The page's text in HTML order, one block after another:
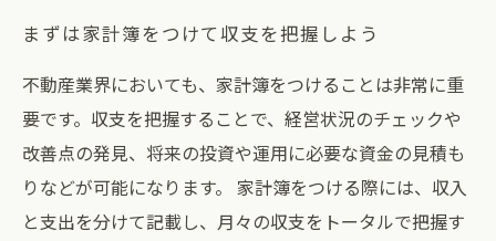
まずは家計簿をつけて収支を把握しよう
不動産業界においても、家計簿をつけることは非常に重
要です。収支を把握することで、経営状況のチェックや
改善点の発見、将来の投資や運用に必要な資金の見積も
りなどが可能になります。 家計簿をつける際には、収入
と支出を分けて記載し、月々の収支をトータルで把握す